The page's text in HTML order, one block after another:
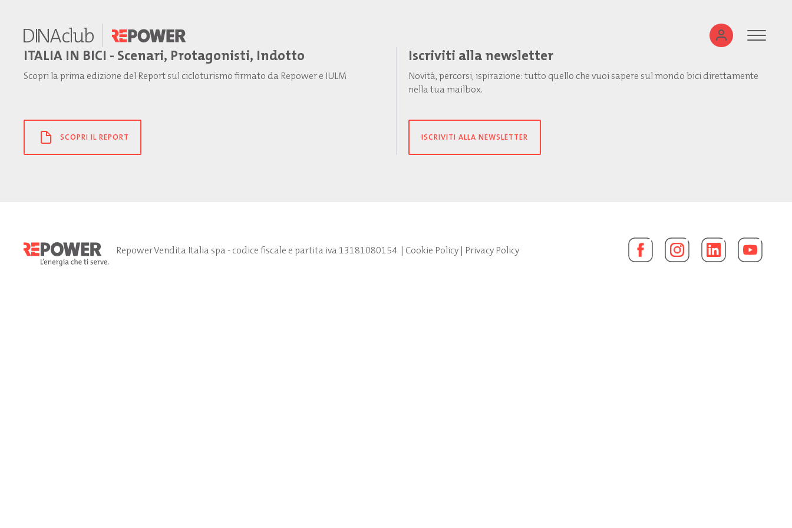
ITALIA IN BICI - Scenari, Protagonisti, Indotto
Scopri la prima edizione del Report sul cicloturismo firmato da Repower e IULM
SCOPRI IL REPORT
Iscriviti alla newsletter
Novità, percorsi, ispirazione: tutto quello che vuoi sapere sul mondo bici direttamente
nella tua mailbox.
ISCRIVITI ALLA NEWSLETTER
Repower Vendita Italia spa - codice fiscale e partita iva 13181080154| Cookie Policy| Privacy Policy